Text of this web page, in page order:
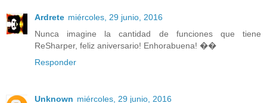
Ardrete miércoles, 29 junio, 2016
Nunca imagine la cantidad de funciones que tiene
ReSharper, feliz aniversario! Enhorabuena! ��
Responder
Unknown miércoles, 29 junio, 2016